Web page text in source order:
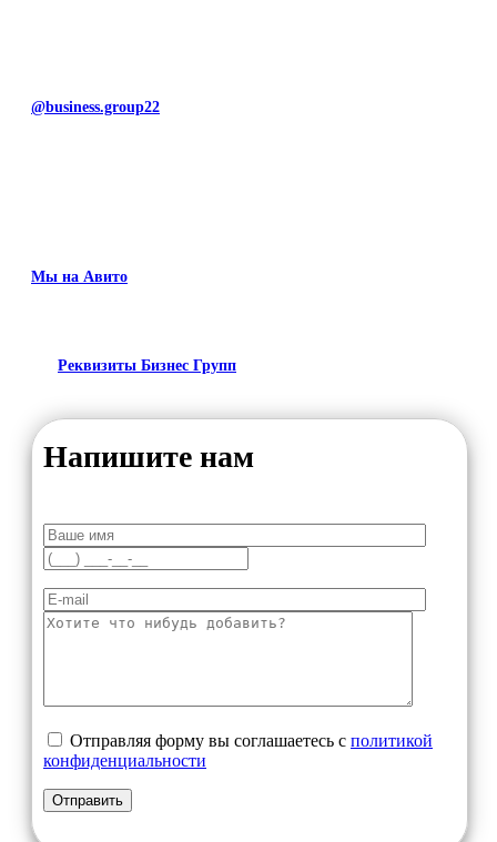
@business.group22
Мы на Авито
Реквизиты Бизнес Групп
Напишите нам
Отправляя форму вы соглашаетесь с политикой
конфиденциальности